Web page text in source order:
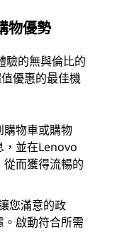
物優勢
驗的無與倫比的
優惠的最佳機
購物車或購物
，並在Lenovo
而獲得流暢的
您滿意的政
啟動符合所需